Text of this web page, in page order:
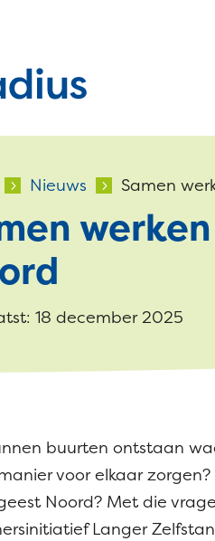
5 Nieuws 5 Samen
18 december 2025
buurten ontstaan
voor elkaar
Noord? Met die
Langer